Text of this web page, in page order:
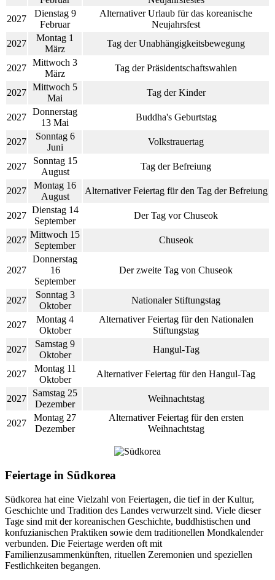
2027
Dienstag 9
Februar
Alternativer Urlaub für das koreanische
Neujahrsfest
2027
Montag 1
März
Tag der Unabhängigkeitsbewegung
2027
Mittwoch 3
März
Tag der Präsidentschaftswahlen
2027
Mittwoch 5
Mai
Tag der Kinder
2027
Donnerstag
13 Mai
Buddha's Geburtstag
2027
Sonntag 6
Juni
Volkstrauertag
2027
Sonntag 15
August
Tag der Befreiung
2027
Montag 16
August
Alternativer Feiertag für den Tag der Befreiung
2027
Dienstag 14
September
Der Tag vor Chuseok
2027
Mittwoch 15
September
Chuseok
2027
Donnerstag
16
September
Der zweite Tag von Chuseok
2027
Sonntag 3
Oktober
Nationaler Stiftungstag
2027
Montag 4
Oktober
Alternativer Feiertag für den Nationalen
Stiftungstag
2027
Samstag 9
Oktober
Hangul-Tag
2027
Montag 11
Oktober
Alternativer Feiertag für den Hangul-Tag
2027
Samstag 25
Dezember
Weihnachtstag
2027
Montag 27
Dezember
Alternativer Feiertag für den ersten
Weihnachtstag
Feiertage in Südkorea
Südkorea hat eine Vielzahl von Feiertagen, die tief in der Kultur,
Geschichte und Tradition des Landes verwurzelt sind. Viele dieser
Tage sind mit der koreanischen Geschichte, buddhistischen und
konfuzianischen Praktiken sowie dem traditionellen Mondkalender
verbunden. Die Feiertage werden oft mit
Familienzusammenkünften, rituellen Zeremonien und speziellen
Festlichkeiten begangen.